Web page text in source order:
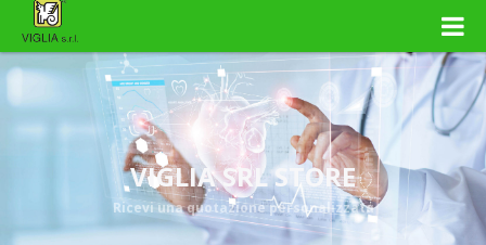
VIGLIA SRL STORE
Ricevi una quotazione personalizzata